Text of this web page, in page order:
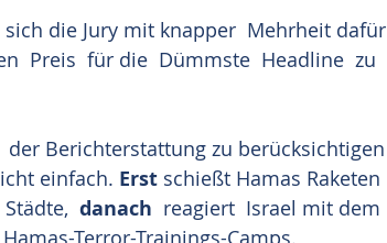
die Jury mit knapper  Mehrheit dafür
Preis  für die  Dümmste  Headline  zu
der Berichterstattung zu berücksichtigen
einfach. Erst schießt Hamas Raketen
danach reagiert  Israel mit dem